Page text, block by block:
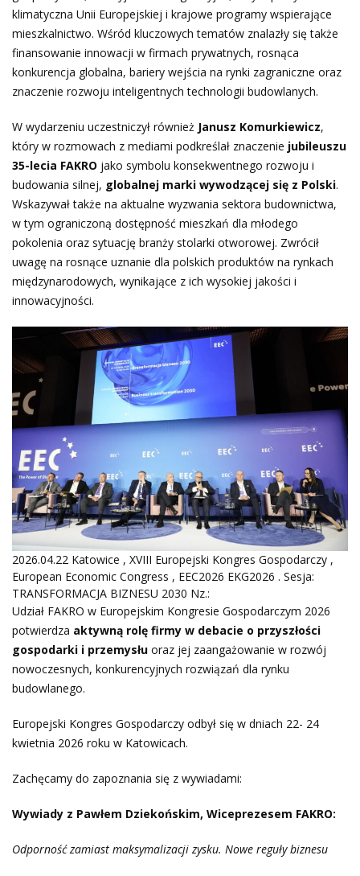
klimatyczna Unii Europejskiej i krajowe programy wspierające
mieszkalnictwo. Wśród kluczowych tematów znalazły się także
finansowanie innowacji w firmach prywatnych, rosnąca
konkurencja globalna, bariery wejścia na rynki zagraniczne oraz
znaczenie rozwoju inteligentnych technologii budowlanych.
W wydarzeniu uczestniczył również Janusz Komurkiewicz,
który w rozmowach z mediami podkreślał znaczenie jubileuszu
35-lecia FAKRO jako symbolu konsekwentnego rozwoju i
budowania silnej, globalnej marki wywodzącej się z Polski.
Wskazywał także na aktualne wyzwania sektora budownictwa,
w tym ograniczoną dostępność mieszkań dla młodego
pokolenia oraz sytuację branży stolarki otworowej. Zwrócił
uwagę na rosnące uznanie dla polskich produktów na rynkach
międzynarodowych, wynikające z ich wysokiej jakości i
innowacyjności.
2026.04.22 Katowice , XVIII Europejski Kongres Gospodarczy ,
European Economic Congress , EEC2026 EKG2026 . Sesja:
TRANSFORMACJA BIZNESU 2030 Nz.:
Udział FAKRO w Europejskim Kongresie Gospodarczym 2026
potwierdza aktywną rolę firmy w debacie o przyszłości
gospodarki i przemysłu oraz jej zaangażowanie w rozwój
nowoczesnych, konkurencyjnych rozwiązań dla rynku
budowlanego.
Europejski Kongres Gospodarczy odbył się w dniach 22- 24
kwietnia 2026 roku w Katowicach.
Zachęcamy do zapoznania się z wywiadami:
Wywiady z Pawłem Dziekońskim, Wiceprezesem FAKRO:
Odporność zamiast maksymalizacji zysku. Nowe reguły biznesu